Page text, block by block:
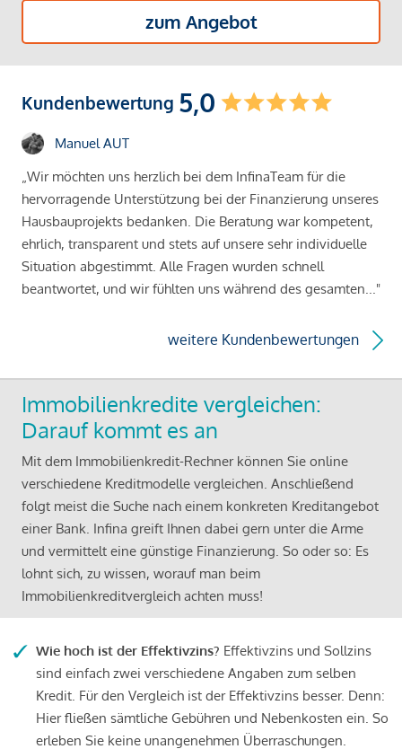
zum Angebot
Kundenbewertung 5,0
Manuel AUT
„Wir möchten uns herzlich bei dem InfinaTeam für die
hervorragende Unterstützung bei der Finanzierung unseres
Hausbauprojekts bedanken. Die Beratung war kompetent,
ehrlich, transparent und stets auf unsere sehr individuelle
Situation abgestimmt. Alle Fragen wurden schnell
beantwortet, und wir fühlten uns während des gesamten..."
weitere Kundenbewertungen
Immobilienkredite vergleichen:
Darauf kommt es an
Mit dem Immobilienkredit-Rechner können Sie online
verschiedene Kreditmodelle vergleichen. Anschließend
folgt meist die Suche nach einem konkreten Kreditangebot
einer Bank. Infina greift Ihnen dabei gern unter die Arme
und vermittelt eine günstige Finanzierung. So oder so: Es
lohnt sich, zu wissen, worauf man beim
Immobilienkreditvergleich achten muss!
Wie hoch ist der Effektivzins? Effektivzins und Sollzins
sind einfach zwei verschiedene Angaben zum selben
Kredit. Für den Vergleich ist der Effektivzins besser. Denn:
Hier fließen sämtliche Gebühren und Nebenkosten ein. So
erleben Sie keine unangenehmen Überraschungen.